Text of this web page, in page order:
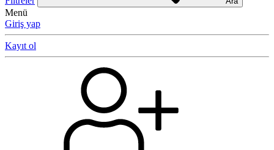
Menü
Giriş yap
Kayıt ol